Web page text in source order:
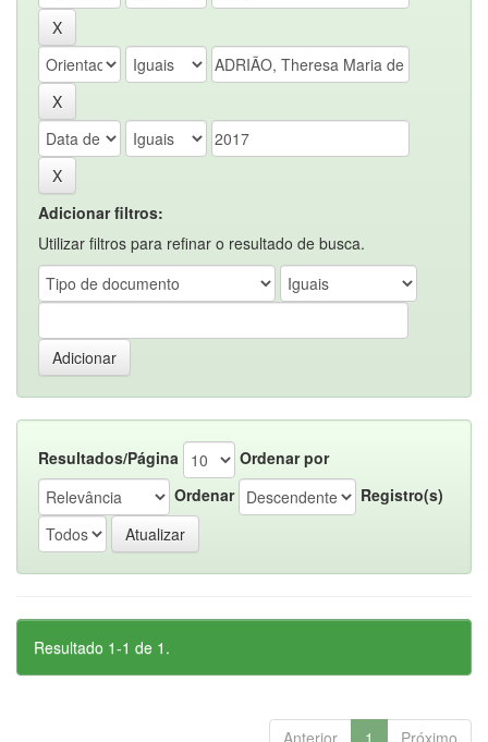
Adicionar filtros:
Utilizar filtros para refinar o resultado de busca.
Resultados/Página
Ordenar por
Ordenar
Registro(s)
Resultado 1-1 de 1.
Anterior 1 Próximo